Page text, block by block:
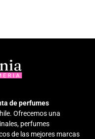
de perfumes
Ofrecemos una
perfumes
de las mejores marcas